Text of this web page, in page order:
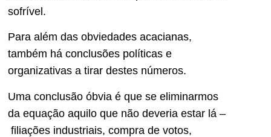
sofrível.
Para além das obviedades acacianas,
também há conclusões políticas e
organizativas a tirar destes números.
Uma conclusão óbvia é que se eliminarmos
da equação aquilo que não deveria estar lá –
filiações industriais, compra de votos,